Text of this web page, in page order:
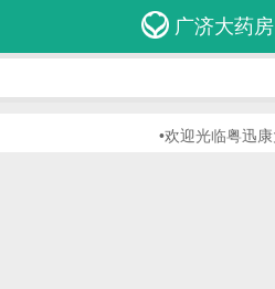
广济大药房
•欢迎光临粤迅康大药房